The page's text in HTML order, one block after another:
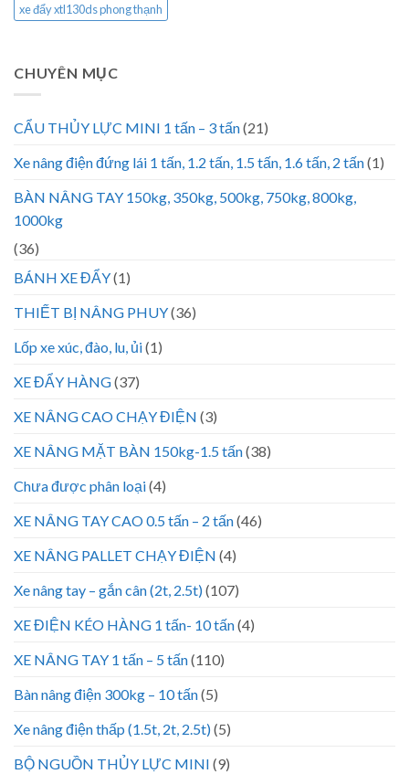
xe đẩy xtl130ds phong thạnh
CHUYÊN MỤC
CẨU THỦY LỰC MINI 1 tấn – 3 tấn(21)
Xe nâng điện đứng lái 1 tấn, 1.2 tấn, 1.5 tấn, 1.6 tấn, 2 tấn(1)
BÀN NÂNG TAY 150kg, 350kg, 500kg, 750kg, 800kg,
1000kg
(36)
BÁNH XE ĐẨY(1)
THIẾT BỊ NÂNG PHUY(36)
Lốp xe xúc, đào, lu, ủi(1)
XE ĐẨY HÀNG(37)
XE NÂNG CAO CHẠY ĐIỆN (3)
XE NÂNG MẶT BÀN 150kg-1.5 tấn(38)
Chưa được phân loại(4)
XE NÂNG TAY CAO 0.5 tấn – 2 tấn(46)
XE NÂNG PALLET CHẠY ĐIỆN (4)
Xe nâng tay – gắn cân (2t, 2.5t)(107)
XE ĐIỆN KÉO HÀNG 1 tấn- 10 tấn(4)
XE NÂNG TAY 1 tấn – 5 tấn(110)
Bàn nâng điện 300kg – 10 tấn(5)
Xe nâng điện thấp (1.5t, 2t, 2.5t)(5)
BỘ NGUỒN THỦY LỰC MINI (9)